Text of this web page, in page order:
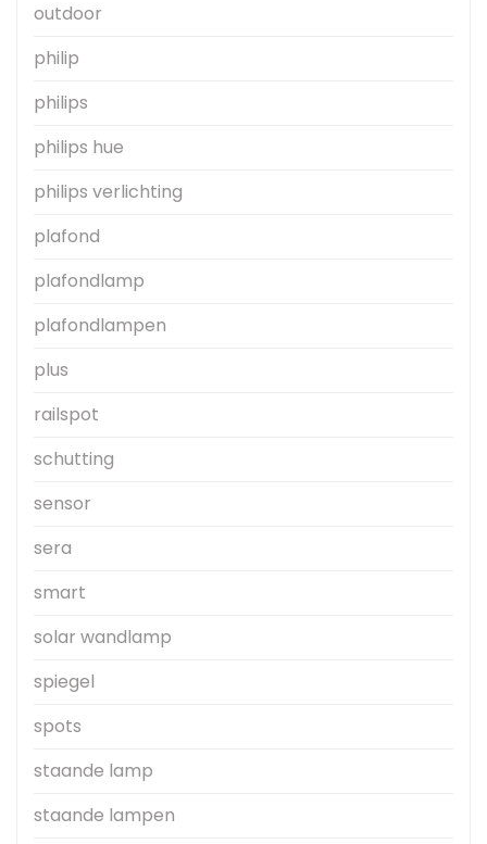
outdoor
philip
philips
philips hue
philips verlichting
plafond
plafondlamp
plafondlampen
plus
railspot
schutting
sensor
sera
smart
solar wandlamp
spiegel
spots
staande lamp
staande lampen